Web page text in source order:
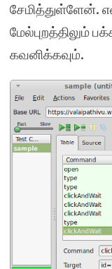
சேமித்துள்ளேன்.
மேல்புறத்திலும்
கவனிக்கவும்.